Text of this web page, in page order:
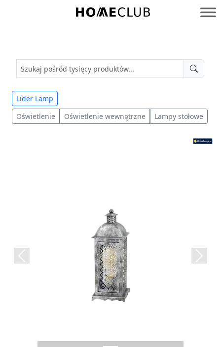
Homeclub
Lider Lamp
Oświetlenie
Oświetlenie wewnętrzne Lampy stołowe
Previous Next